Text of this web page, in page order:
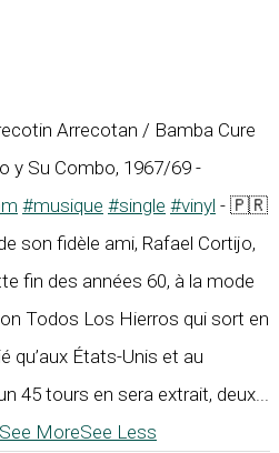
Arrecotan / Bamba Cure
y Su Combo, 1967/69 -
#musique #single #vinyl - 🇵🇷
son fidèle ami, Rafael Cortijo,
fin des années 60, à la mode
Todos Los Hierros qui sort en
qu’aux États-Unis et au
45 tours en sera extrait, deux...
See MoreSee Less